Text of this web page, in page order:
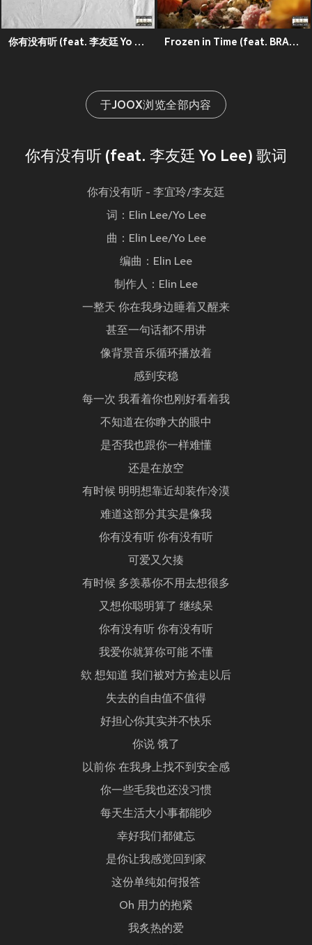
你有没有听 (feat. 李友廷 Yo Lee) Frozen in Time (feat. BRADD)
于JOOX浏览全部内容
你有没有听 (feat. 李友廷 Yo Lee) 歌词
你有没有听 - 李宜玲/李友廷
词：Elin Lee/Yo Lee
曲：Elin Lee/Yo Lee
编曲：Elin Lee
制作人：Elin Lee
一整天 你在我身边睡着又醒来
甚至一句话都不用讲
像背景音乐循环播放着
感到安稳
每一次 我看着你也刚好看着我
不知道在你睁大的眼中
是否我也跟你一样难懂
还是在放空
有时候 明明想靠近却装作冷漠
难道这部分其实是像我
你有没有听 你有没有听
可爱又欠揍
有时候 多羡慕你不用去想很多
又想你聪明算了 继续呆
你有没有听 你有没有听
我爱你就算你可能 不懂
欸 想知道 我们被对方捡走以后
失去的自由值不值得
好担心你其实并不快乐
你说 饿了
以前你 在我身上找不到安全感
你一些毛我也还没习惯
每天生活大小事都能吵
幸好我们都健忘
是你让我感觉回到家
这份单纯如何报答
Oh 用力的抱紧
我炙热的爱